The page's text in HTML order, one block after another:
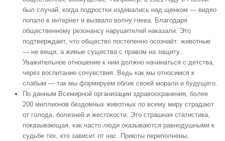
был случай, когда подростки издевались над щенком — видео
попало в интернет и вызвало волну гнева. Благодаря
общественному резонансу нарушителей наказали. Это
подтверждает, что общество постепенно осознаёт: животные
— не вещи, а живые существа с правом на защиту.
Уважительное отношение к ним должно начинаться с детства,
через воспитание сочувствия. Ведь как мы относимся к
слабым — так мы формируем облик своей морали и будущего.
По данным Всемирной организации здравоохранения, более
200 миллионов бездомных животных по всему миру страдают
от голода, болезней и жестокости. Это страшная статистика,
показывающая, как часто люди оказываются равнодушными к
судьбе тех, кто зависит от нас. Приюты переполнены,